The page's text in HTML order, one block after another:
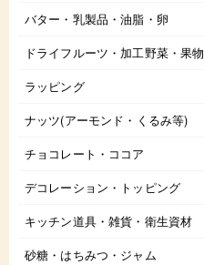
バター・乳製品・油脂・卵
ドライフルーツ・加工野菜・果物
ラッピング
ナッツ(アーモンド・くるみ等)
チョコレート・ココア
デコレーション・トッピング
キッチン道具・雑貨・衛生資材
砂糖・はちみつ・ジャム